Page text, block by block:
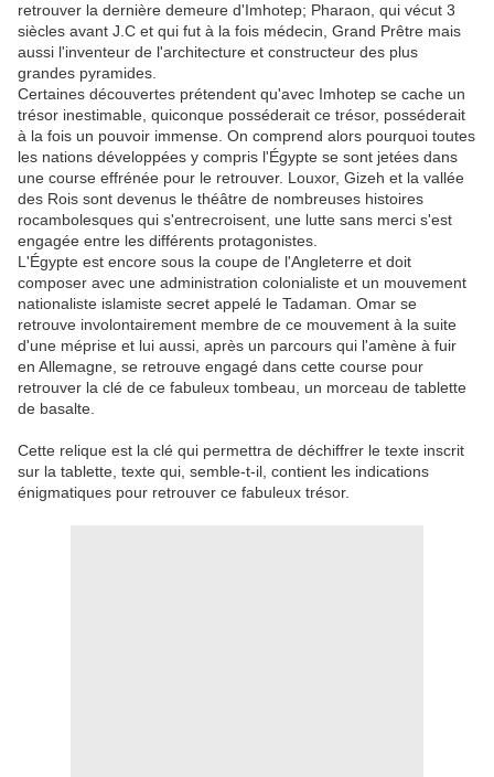
retrouver la dernière demeure d'Imhotep; Pharaon, qui vécut 3
siècles avant J.C et qui fut à la fois médecin, Grand Prêtre mais
aussi l'inventeur de l'architecture et constructeur des plus
grandes pyramides.
Certaines découvertes prétendent qu'avec Imhotep se cache un
trésor inestimable, quiconque posséderait ce trésor, posséderait
à la fois un pouvoir immense. On comprend alors pourquoi toutes
les nations développées y compris l'Égypte se sont jetées dans
une course effrénée pour le retrouver. Louxor, Gizeh et la vallée
des Rois sont devenus le théâtre de nombreuses histoires
rocambolesques qui s'entrecroisent, une lutte sans merci s'est
engagée entre les différents protagonistes.
L'Égypte est encore sous la coupe de l'Angleterre et doit
composer avec une administration colonialiste et un mouvement
nationaliste islamiste secret appelé le Tadaman. Omar se
retrouve involontairement membre de ce mouvement à la suite
d'une méprise et lui aussi, après un parcours qui l'amène à fuir
en Allemagne, se retrouve engagé dans cette course pour
retrouver la clé de ce fabuleux tombeau, un morceau de tablette
de basalte.
Cette relique est la clé qui permettra de déchiffrer le texte inscrit
sur la tablette, texte qui, semble-t-il, contient les indications
énigmatiques pour retrouver ce fabuleux trésor.